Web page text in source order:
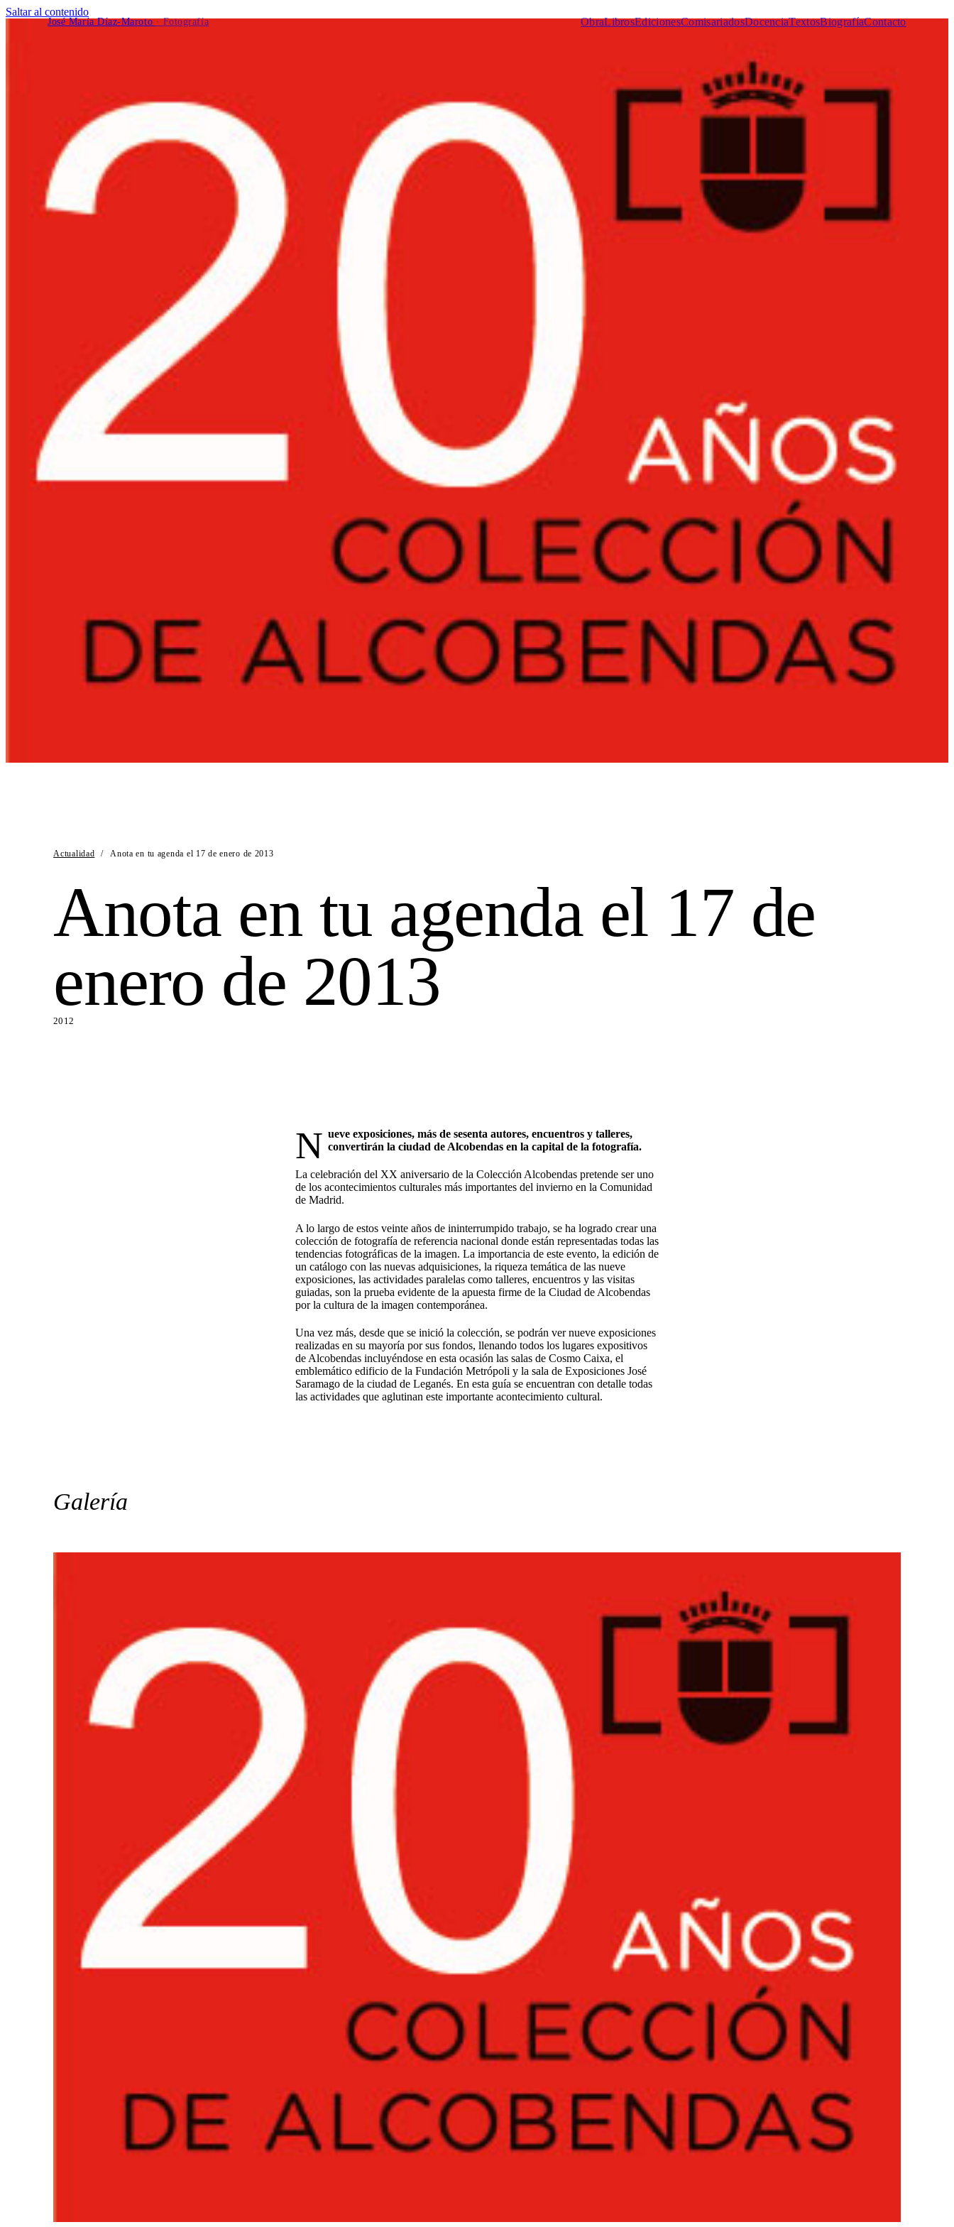
Saltar al contenido
José María Díaz-Maroto· Fotografía ObraLibrosEdicionesComisariadosDocenciaTextosBiografíaContacto
Actualidad / Anota en tu agenda el 17 de enero de 2013
Anota en tu agenda el 17 de
enero de 2013
2012
N ueve exposiciones, más de sesenta autores, encuentros y talleres,
convertirán la ciudad de Alcobendas en la capital de la fotografía.
La celebración del XX aniversario de la Colección Alcobendas pretende ser uno
de los acontecimientos culturales más importantes del invierno en la Comunidad
de Madrid.
A lo largo de estos veinte años de ininterrumpido trabajo, se ha logrado crear una
colección de fotografía de referencia nacional donde están representadas todas las
tendencias fotográficas de la imagen. La importancia de este evento, la edición de
un catálogo con las nuevas adquisiciones, la riqueza temática de las nueve
exposiciones, las actividades paralelas como talleres, encuentros y las visitas
guiadas, son la prueba evidente de la apuesta firme de la Ciudad de Alcobendas
por la cultura de la imagen contemporánea.
Una vez más, desde que se inició la colección, se podrán ver nueve exposiciones
realizadas en su mayoría por sus fondos, llenando todos los lugares expositivos
de Alcobendas incluyéndose en esta ocasión las salas de Cosmo Caixa, el
emblemático edificio de la Fundación Metrópoli y la sala de Exposiciones José
Saramago de la ciudad de Leganés. En esta guía se encuentran con detalle todas
las actividades que aglutinan este importante acontecimiento cultural.
Galería